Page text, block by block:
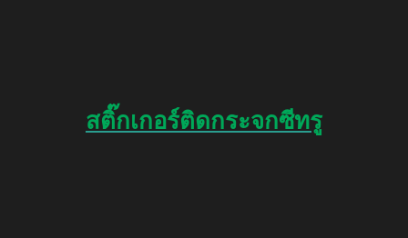
สติ๊กเกอร์ติดกระจกซีทรู